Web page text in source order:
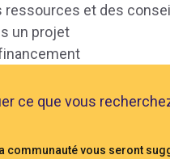
ressources et des
un projet
ce que vous
communauté vous seront